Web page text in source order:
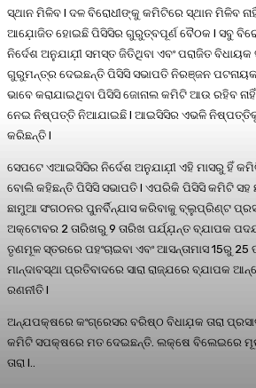
ସ୍ଥାନ ମିଳିବ l ଦଳ ବିରୋଧୀଙ୍କୁ କମିଟିରେ ସ୍ଥାନ ମିଳିବ
ଆଯ଼ୋଜିତ ହୋଇଛି ପିସିସିର ଗୁରୁତ୍ବପୂର୍ଣ ବୈଠକ l ସବୁ
ନିର୍ଦେଶ ଅନୁଯାଯ଼ୀ ସମସ୍ତ ଜିତିଥିବା ଏବଂ ପରାଜିତ
ଗୁରୁମନ୍ତ୍ର ଦେଇଛନ୍ତି ପିସିସି ସଭାପତି ନିରଞ୍ଜନ
ଭାବେ କରାଯାଇଥିବା ପିସିସି ଜୋନାଲ କମିଟି ଆଉ ରହିବ
ନେଇ ନିଷ୍ପତ୍ତି ନିଆଯାଇଛି l ଆଇସିସିର ଏଭଳି ନିଷ୍ପତ୍ତିକୁ
କରିଛନ୍ତି l
ସେପଟେ ଏଆଇସିସିର ନିର୍ଦେଶ ଅନୁଯାଯ଼ୀ ଏହି ମାସରୁ ହିଁ
ବୋଲି କହିଛନ୍ତି ପିସିସି ସଭାପତି l ଏପରିକି ପିସିସି କମିଟି ସହ
ଛାମୁଆ ସଂଗଠନର ପୁନର୍ବିନ୍ଯାସ କରିବାକୁ ବ୍ଲୁପ୍ରିଣ୍ଟ
ଅକ୍ଟୋବର 2 ତାରିଖରୁ 9 ତାରିଖ ପର୍ଯ୍ଯ଼ନ୍ତ ବ୍ଯାପକ
ତୃଣମୂଳ ସ୍ତରରେ ପହଂଚାଇବା ଏବଂ ଆସନ୍ତାମାସ 15ରୁ 25
ମାନ୍ଦାବସ୍ଥା ପ୍ରତିବାଦରେ ସାରା ରାଜ୍ଯରେ ବ୍ଯାପକ
ରଣନୀତି l
ଅନ୍ଯପକ୍ଷରେ କଂଗ୍ରେସର ବରିଷ୍ଠ ବିଧାଯ଼କ ତାରା
କମିଟି ସପକ୍ଷରେ ମତ ଦେଇଛନ୍ତି. ଲକ୍ଷେ ବିଲେଇରେ
ତାରା l..